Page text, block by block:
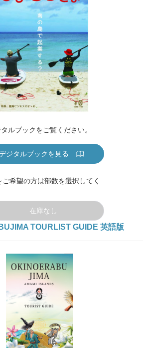
ルブックをご覧ください。
ジタルブックを見る
希望の方は部数を選択してく
在庫なし
TOURLIST GUIDE 英語版